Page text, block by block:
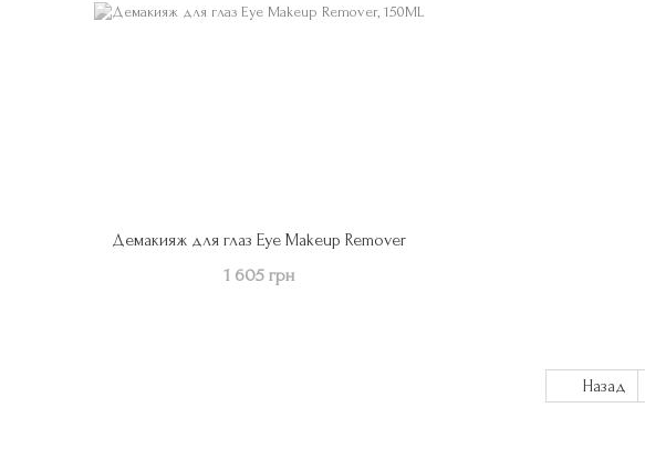
Демакияж для глаз Eye Makeup Remover
1 605 грн
Назад